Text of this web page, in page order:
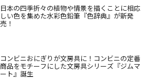
日本の四季折々の植物や情景を描くことに相応
しい色を集めた水彩色鉛筆『色辞典』が新発
売！
コンビニおにぎりが文房具に！コンビニの定番
商品をモチーフにした文房具シリーズ『ジムマ
ート』誕生